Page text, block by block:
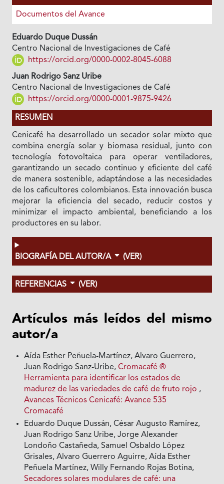
Documentos del Avance
Eduardo Duque Dussán
Centro Nacional de Investigaciones de Café
https://orcid.org/0000-0002-8045-6088
Juan Rodrigo Sanz Uribe
Centro Nacional de Investigaciones de Café
https://orcid.org/0000-0001-9875-9426
RESUMEN
Cenicafé ha desarrollado un secador solar mixto que
combina energía solar y biomasa residual, junto con
tecnología fotovoltaica para operar ventiladores,
garantizando un secado continuo y eficiente del café
de manera sostenible, adaptándose a las necesidades
de los caficultores colombianos. Esta innovación busca
mejorar la eficiencia del secado, reducir costos y
minimizar el impacto ambiental, beneficiando a los
productores en su labor.
BIOGRAFÍA DEL AUTOR/A (VER)
REFERENCIAS (VER)
Artículos más leídos del mismo
autor/a
Aída Esther Peñuela-Martínez, Alvaro Guerrero,
Juan Rodrigo Sanz-Uribe,Cromacafé ®
Herramienta para identificar los estados de
madurez de las variedades de café de fruto rojo ,
Avances Técnicos Cenicafé: Avance 535
Cromacafé
Eduardo Duque Dussán, César Augusto Ramírez,
Juan Rodrigo Sanz Uribe, Jorge Alexander
Londoño Castañeda, Samuel Osbaldo López
Grisales, Alvaro Guerrero Aguirre, Aída Esther
Peñuela Martínez, Willy Fernando Rojas Botina,
Secadores solares modulares de café: una